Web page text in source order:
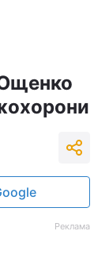
Реклама